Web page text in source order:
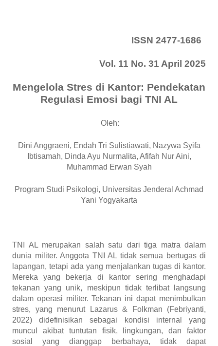
ISSN 2477-1686
Vol. 11 No. 31 April 2025
Mengelola Stres di Kantor: Pendekatan
Regulasi Emosi bagi TNI AL
Oleh:
Dini Anggraeni, Endah Tri Sulistiawati, Nazywa Syifa
Ibtisamah, Dinda Ayu Nurmalita, Afifah Nur Aini,
Muhammad Erwan Syah
Program Studi Psikologi, Universitas Jenderal Achmad
Yani Yogyakarta
TNI AL merupakan salah satu dari tiga matra dalam
dunia militer. Anggota TNI AL tidak semua bertugas di
lapangan, tetapi ada yang menjalankan tugas di kantor.
Mereka yang bekerja di kantor sering menghadapi
tekanan yang unik, meskipun tidak terlibat langsung
dalam operasi militer. Tekanan ini dapat menimbulkan
stres, yang menurut Lazarus & Folkman (Febriyanti,
2022) didefinisikan sebagai kondisi internal yang
muncul akibat tuntutan fisik, lingkungan, dan faktor
sosial yang dianggap berbahaya, tidak dapat